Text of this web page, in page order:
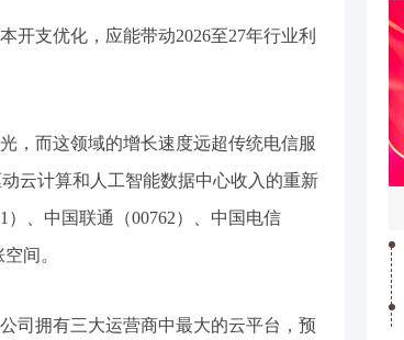
开支优化，应能带动2026至27年行业利
，而这领域的增长速度远超传统电信服
云计算和人工智能数据中心收入的重新
、中国联通（00762）、中国电信
间。
司拥有三大运营商中最大的云平台，预